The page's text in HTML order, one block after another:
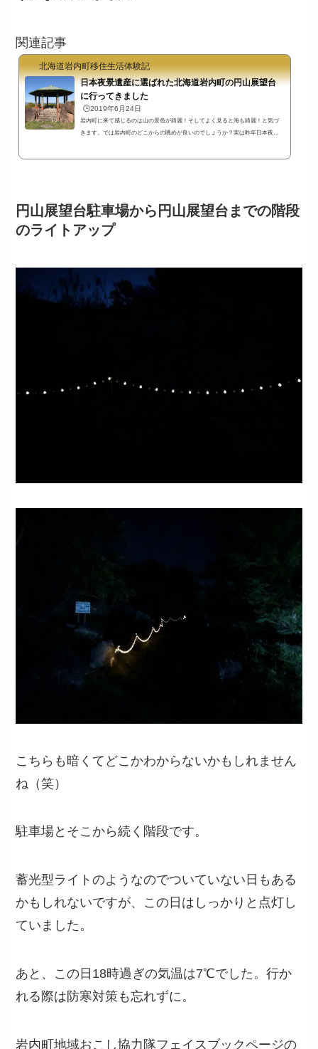
関連記事
北海道岩内町移住生活体験記
日本夜景遺産に選ばれた北海道岩内町の円山展望台
に行ってきました
🕒️2019年6月24日
岩内町に来て感じるのは山の景色が綺麗！そしてよく見ると海も綺麗！と気づ
きます。では岩内町のどこからの眺めが良いのでしょうか？実は昨年日本夜景
方】案内...
円山展望台駐車場から円山展望台までの階段
のライトアップ
こちらも暗くてどこかわからないかもしれません
ね（笑）
駐車場とそこから続く階段です。
蓄光型ライトのようなのでついていない日もある
かもしれないですが、この日はしっかりと点灯し
ていました。
あと、この日18時過ぎの気温は7℃でした。行か
れる際は防寒対策も忘れずに。
岩内町地域おこし協力隊フェイスブックページの